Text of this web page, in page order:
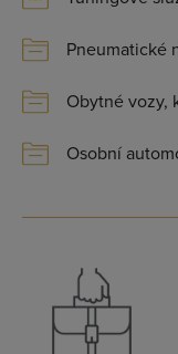
Pneumatické
Obytné vozy,
Osobní